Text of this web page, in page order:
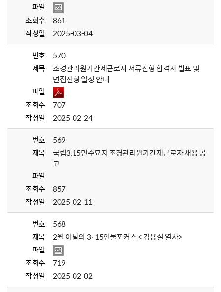
파일
조회수
861
작성일
2025-03-04
번호
570
제목
조경관리원기간제근로자 서류전형 합격자 발표 및
면접전형 일정 안내
파일
조회수
707
작성일
2025-02-24
번호
569
제목
국립3.15민주묘지 조경관리원기간제근로자 채용 공
고
파일
조회수
857
작성일
2025-02-11
번호
568
제목
2월 이달의 3·15인물포커스 < 김용실 열사>
파일
조회수
719
작성일
2025-02-02